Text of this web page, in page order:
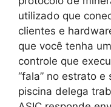
utilizado que
clientes e
que você tenha
controle que
“fala” no estrato
piscina delega